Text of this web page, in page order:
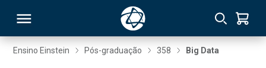
Ensino Einstein Pós-graduação 358 Big Data